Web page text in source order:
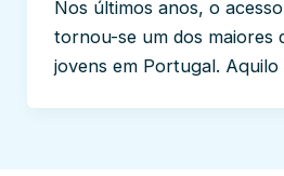
Nos últimos anos, o
tornou-se um dos maiores
jovens em Portugal. Aquilo